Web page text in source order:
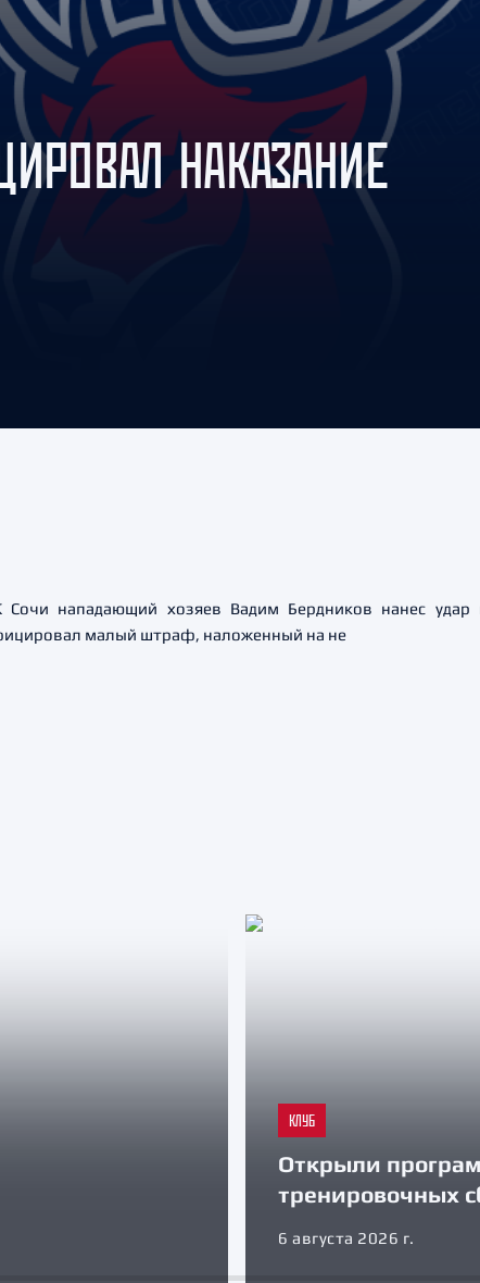
Амур
Барыс
Салават Юлаев
Сибирь
НАКАЗАНИЕ
нападающий хозяев Вадим Бердников нанес
малый штраф, наложенный на не
КЛУБ
Открыли
тренировочных
6 августа 2026 г.